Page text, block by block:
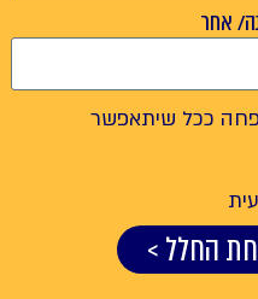
אחר
ככל שיתאפשר
החלל >